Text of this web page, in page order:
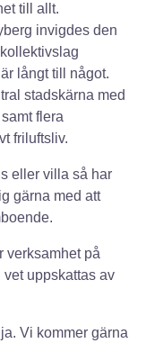
till allt.
invigdes den
långt till något.
stadskärna med
flera
friluftsliv.
eller villa så har
gärna med att
verksamhet på
vet uppskattas av
Vi kommer gärna